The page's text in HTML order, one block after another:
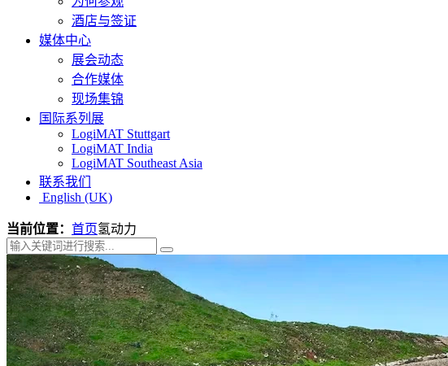
酒店与签证
媒体中心
展会动态
合作媒体
现场集锦
国际系列展
LogiMAT Stuttgart
LogiMAT India
LogiMAT Southeast Asia
联系我们
English (UK)
当前位置： 首页氢动力